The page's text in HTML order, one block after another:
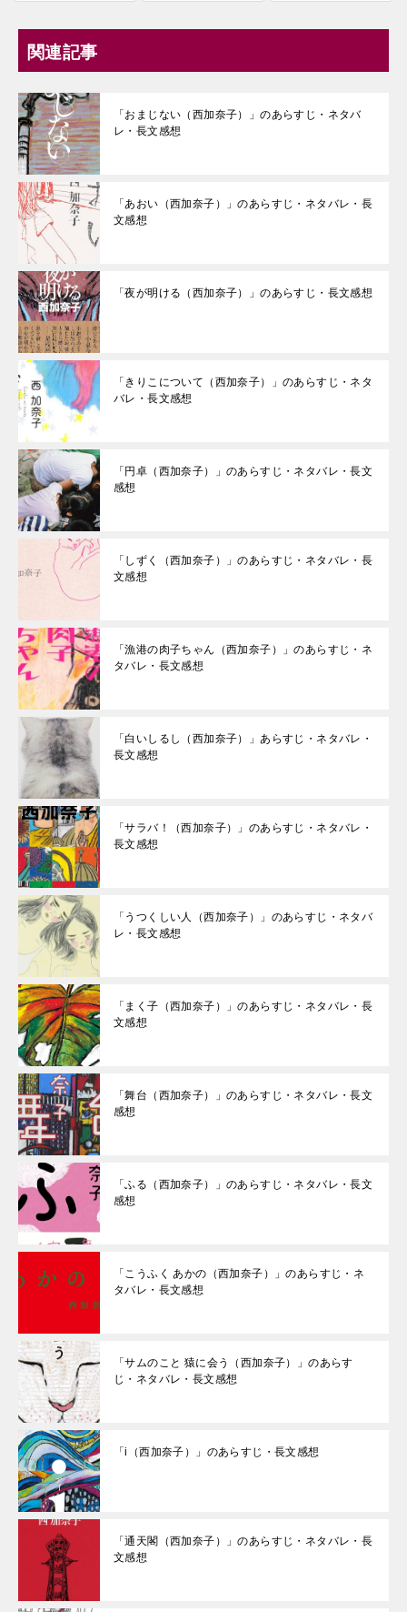
関連記事
「おまじない（西加奈子）」のあらすじ・ネタバ
レ・長文感想
「あおい（西加奈子）」のあらすじ・ネタバレ・長
文感想
「夜が明ける（西加奈子）」のあらすじ・長文感想
「きりこについて（西加奈子）」のあらすじ・ネタ
バレ・長文感想
「円卓（西加奈子）」のあらすじ・ネタバレ・長文
感想
「しずく（西加奈子）」のあらすじ・ネタバレ・長
文感想
「漁港の肉子ちゃん（西加奈子）」のあらすじ・ネ
タバレ・長文感想
「白いしるし（西加奈子）」あらすじ・ネタバレ・
長文感想
「サラバ！（西加奈子）」のあらすじ・ネタバレ・
長文感想
「うつくしい人（西加奈子）」のあらすじ・ネタバ
レ・長文感想
「まく子（西加奈子）」のあらすじ・ネタバレ・長
文感想
「舞台（西加奈子）」のあらすじ・ネタバレ・長文
感想
「ふる（西加奈子）」のあらすじ・ネタバレ・長文
感想
「こうふく あかの（西加奈子）」のあらすじ・ネ
タバレ・長文感想
「サムのこと 猿に会う（西加奈子）」のあらす
じ・ネタバレ・長文感想
「i（西加奈子）」のあらすじ・長文感想
「通天閣（西加奈子）」のあらすじ・ネタバレ・長
文感想